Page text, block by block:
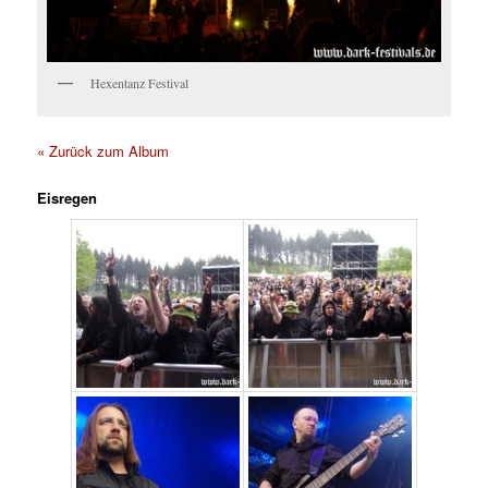
Hexentanz Festival
« Zurück zum Album
Eisregen